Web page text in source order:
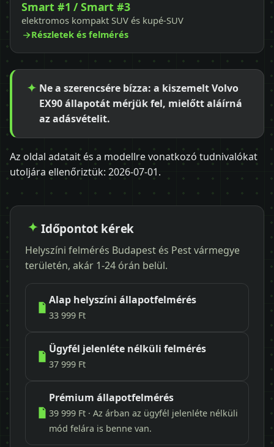
Smart #1 / Smart #3
elektromos kompakt SUV és kupé-SUV
Részletek és felmérés
Ne a szerencsére bízza: a kiszemelt Volvo
EX90 állapotát mérjük fel, mielőtt aláírná
az adásvételit.
Az oldal adatait és a modellre vonatkozó tudnivalókat
utoljára ellenőriztük: 2026-07-01.
Időpontot kérek
Helyszíni felmérés Budapest és Pest vármegye
területén, akár 1-24 órán belül.
Alap helyszíni állapotfelmérés
33 999 Ft
Ügyfél jelenléte nélküli felmérés
37 999 Ft
Prémium állapotfelmérés
39 999 Ft · Az árban az ügyfél jelenléte nélküli
mód felára is benne van.